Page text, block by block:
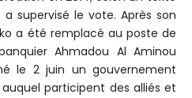
supervisé le vote. Après son
a été remplacé au poste de
Ahmadou Al Aminou
le 2 juin un gouvernement
participent des alliés et